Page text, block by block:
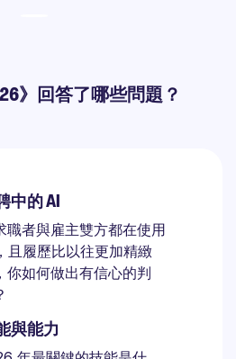
》回答了哪些問題？
中的 AI
職者與雇主雙方都在使用
且履歷比以往更加精緻
你如何做出有信心的判
與能力